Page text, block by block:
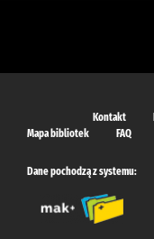
Kontakt
Mapa bibliotek
FAQ
Dane pochodzą z systemu: